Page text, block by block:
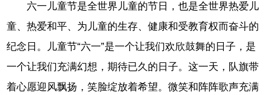
六一儿童节是全世界儿童的节日，也是全世界热爱儿
童、热爱和平、为儿童的生存、健康和受教育权而奋斗的
纪念日。儿童节“六一”是一个让我们欢欣鼓舞的日子，是
一个让我们充满幻想，期待已久的日子。这一天，队旗带
着心愿迎风飘扬，笑脸绽放着希望。微笑和阵阵歌声充满